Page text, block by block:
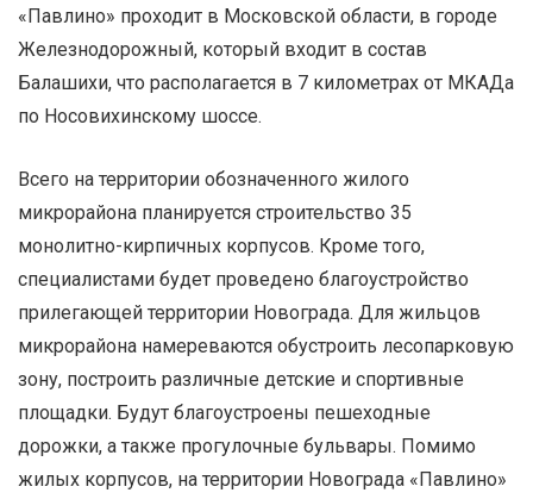
«Павлино» проходит в Московской области, в городе
Железнодорожный, который входит в состав
Балашихи, что располагается в 7 километрах от МКАДа
по Носовихинскому шоссе.
Всего на территории обозначенного жилого
микрорайона планируется строительство 35
монолитно-кирпичных корпусов. Кроме того,
специалистами будет проведено благоустройство
прилегающей территории Новограда. Для жильцов
микрорайона намереваются обустроить лесопарковую
зону, построить различные детские и спортивные
площадки. Будут благоустроены пешеходные
дорожки, а также прогулочные бульвары. Помимо
жилых корпусов, на территории Новограда «Павлино»